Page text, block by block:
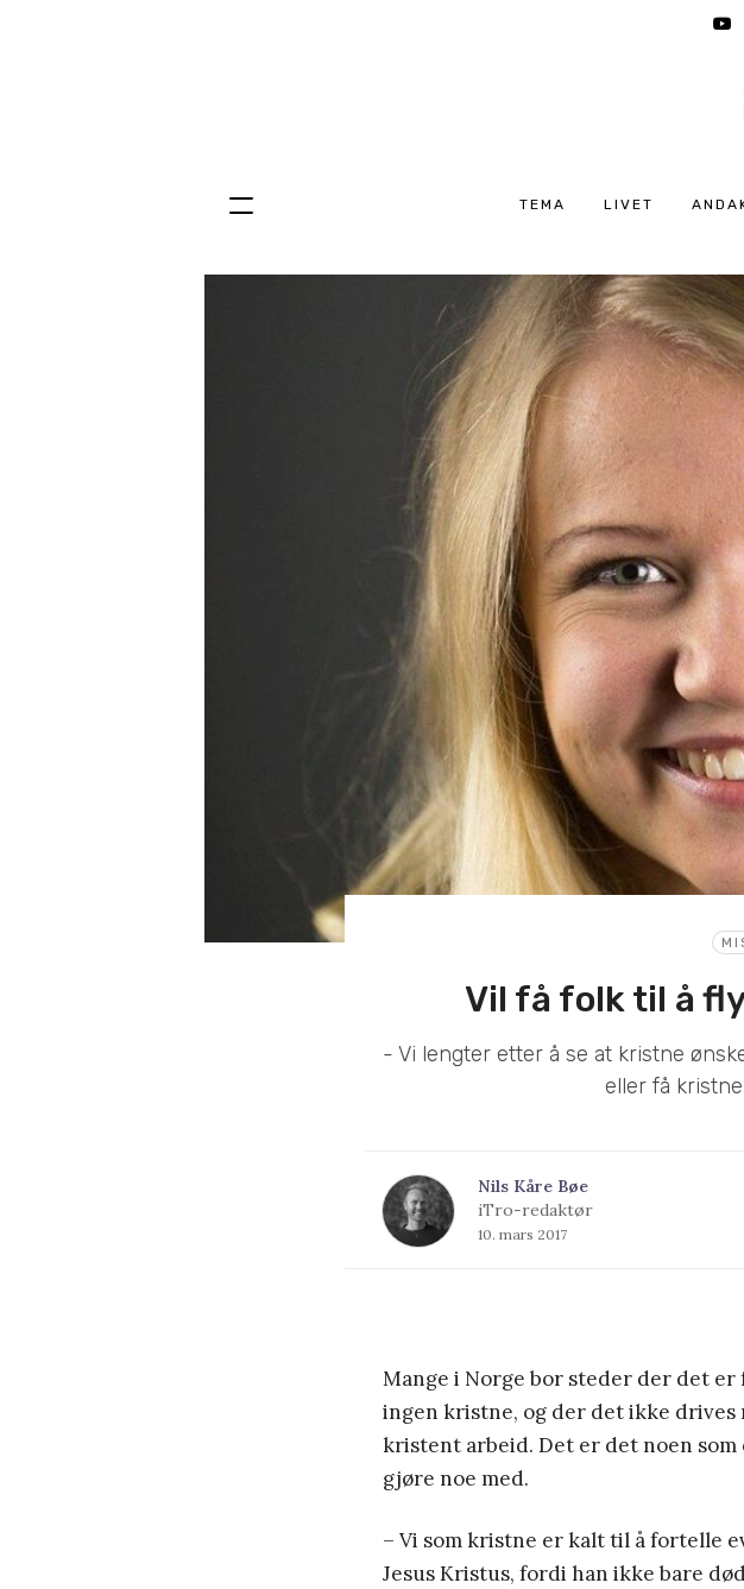
TEMA LIVET
Hopp
Vil få folk til å
- Vi lengter etter å se at kristne
eller få
Nils Kåre Bøe
iTro-redaktør
10. mars 2017
Mange i Norge bor steder der det er
ingen kristne, og der det ikke
kristent arbeid. Det er det noen som
gjøre noe med.
– Vi som kristne er kalt til å fortelle
Jesus Kristus, fordi han ikke bare